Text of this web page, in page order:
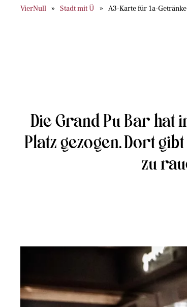
VierNull Stadt mit Ü A3-Karte für 1a-Getränke
Die Grand Pu Bar hat
Platz gezogen. Dort
zu